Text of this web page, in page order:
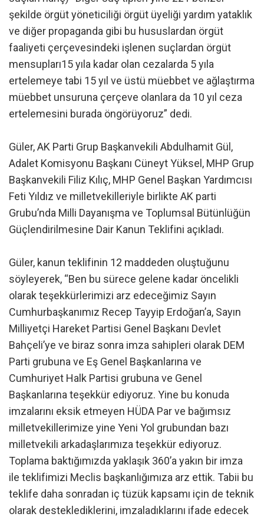
şekilde örgüt yöneticiliği örgüt üyeliği yardım yataklık
ve diğer propaganda gibi bu hususlardan örgüt
faaliyeti çerçevesindeki işlenen suçlardan örgüt
mensupları15 yıla kadar olan cezalarda 5 yıla
ertelemeye tabi 15 yıl ve üstü müebbet ve ağlaştırma
müebbet unsuruna çerçeve olanlara da 10 yıl ceza
ertelemesini burada öngörüyoruz” dedi.
Güler, AK Parti Grup Başkanvekili Abdulhamit Gül,
Adalet Komisyonu Başkanı Cüneyt Yüksel, MHP Grup
Başkanvekili Filiz Kılıç, MHP Genel Başkan Yardımcısı
Feti Yıldız ve milletvekilleriyle birlikte AK parti
Grubu’nda Milli Dayanışma ve Toplumsal Bütünlüğün
Güçlendirilmesine Dair Kanun Teklifini açıkladı.
Güler, kanun teklifinin 12 maddeden oluştuğunu
söyleyerek, “Ben bu sürece gelene kadar öncelikli
olarak teşekkürlerimizi arz edeceğimiz Sayın
Cumhurbaşkanımız Recep Tayyip Erdoğan’a, Sayın
Milliyetçi Hareket Partisi Genel Başkanı Devlet
Bahçeli’ye ve biraz sonra imza sahipleri olarak DEM
Parti grubuna ve Eş Genel Başkanlarına ve
Cumhuriyet Halk Partisi grubuna ve Genel
Başkanlarına teşekkür ediyoruz. Yine bu konuda
imzalarını eksik etmeyen HÜDA Par ve bağımsız
milletvekillerimize yine Yeni Yol grubundan bazı
milletvekili arkadaşlarımıza teşekkür ediyoruz.
Toplama baktığımızda yaklaşık 360’a yakın bir imza
ile teklifimizi Meclis başkanlığımıza arz ettik. Tabii bu
teklife daha sonradan iç tüzük kapsamı için de teknik
olarak desteklediklerini, imzaladıklarını ifade edecek